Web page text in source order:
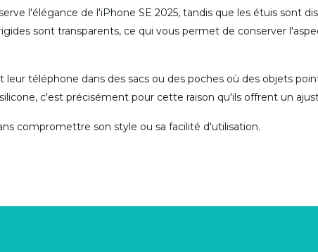
l'élégance de l'iPhone SE 2025, tandis que les étuis sont
sont transparents, ce qui vous permet de conserver
téléphone dans des sacs ou des poches où des objets
c'est précisément pour cette raison qu'ils offrent un
compromettre son style ou sa facilité d'utilisation.